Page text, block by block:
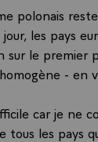
polonais
les pays
sur le premier
- en
car je ne
tous les pays